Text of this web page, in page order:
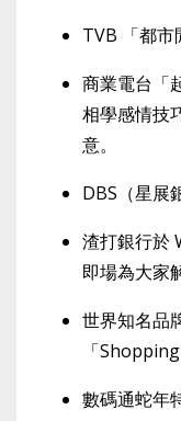
TVB 「都市
商業電台「
相學感情技
意。
DBS（星展
渣打銀行於
即場為大家
世界知名品
「
數碼通蛇年